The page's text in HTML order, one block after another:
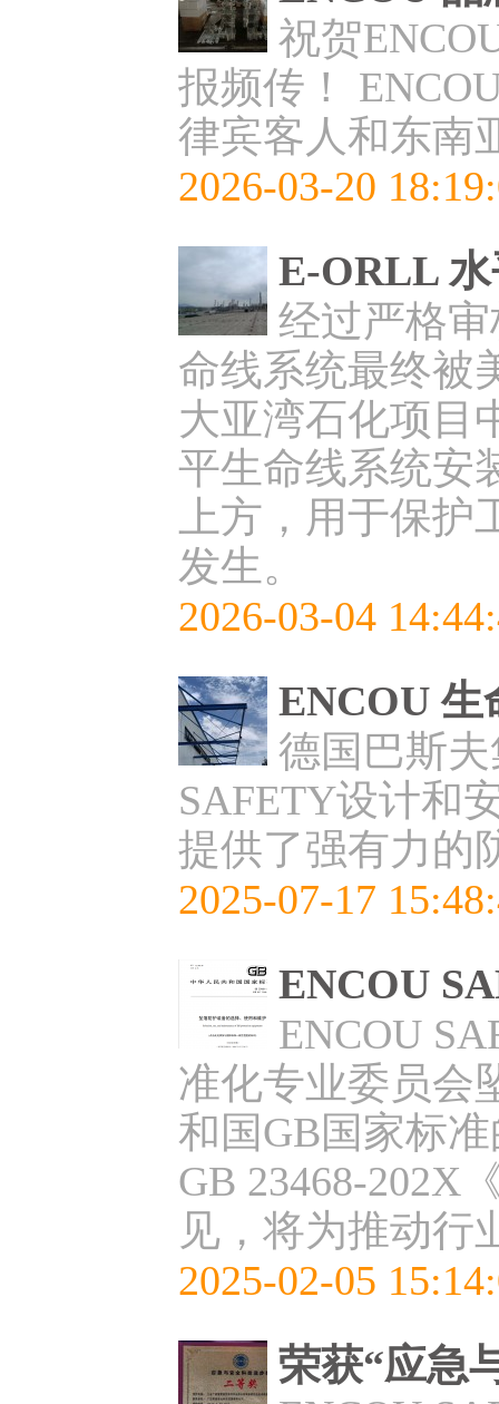
祝贺
报频传！
律宾客人和东南
2026-03-20
E-ORLL
经过严格
命线系统最终
大亚湾石化项目
平生命线系统安
上方，用于保
发生。
2026-03-04
ENCOU 生
德国巴斯
SAFETY设计和
提供了强有力的
2025-07-17
ENCOU
ENCOU
准化专业委员会
和国GB国家标
GB 23468-202X
见，将为推动行
2025-02-05
荣获“应急